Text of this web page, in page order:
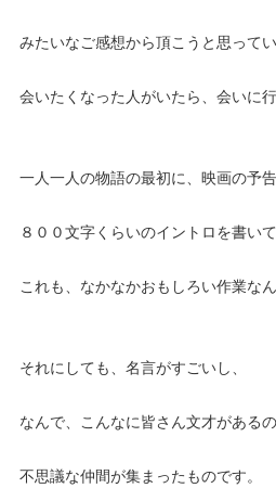
みたいなご感想から頂こうと思ってい
会いたくなった人がいたら、会いに
一人一人の物語の最初に、映画の予告
８００文字くらいのイントロを書いて
これも、なかなかおもしろい作業なん
それにしても、名言がすごいし、
なんで、こんなに皆さん文才がある
不思議な仲間が集まったものです。